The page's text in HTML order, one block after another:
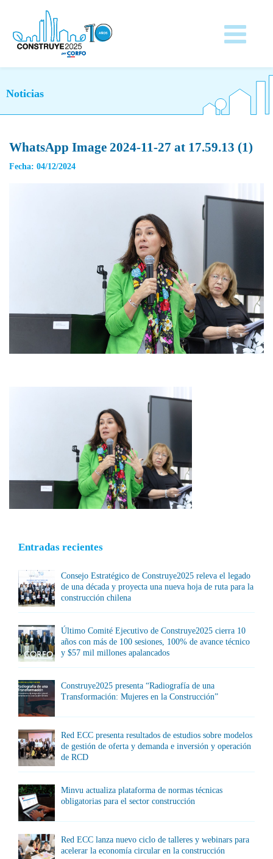
Noticias
WhatsApp Image 2024-11-27 at 17.59.13 (1)
Fecha: 04/12/2024
Entradas recientes
Consejo Estratégico de Construye2025 releva el legado
de una década y proyecta una nueva hoja de ruta para la
construcción chilena
Último Comité Ejecutivo de Construye2025 cierra 10
años con más de 100 sesiones, 100% de avance técnico
y $57 mil millones apalancados
Construye2025 presenta “Radiografía de una
Transformación: Mujeres en la Construcción”
Red ECC presenta resultados de estudios sobre modelos
de gestión de oferta y demanda e inversión y operación
de RCD
Minvu actualiza plataforma de normas técnicas
obligatorias para el sector construcción
Red ECC lanza nuevo ciclo de talleres y webinars para
acelerar la economía circular en la construcción